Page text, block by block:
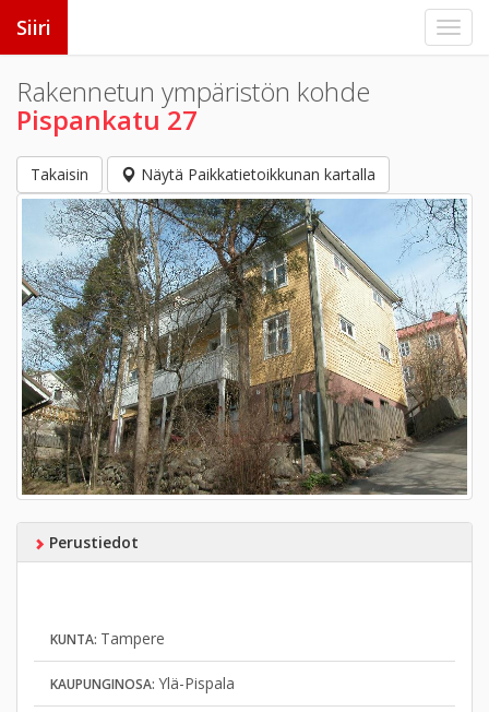
Siiri
Rakennetun ympäristön kohde
Pispankatu 27
Takaisin Näytä Paikkatietoikkunan kartalla
Perustiedot
KUNTA: Tampere
KAUPUNGINOSA: Ylä-Pispala